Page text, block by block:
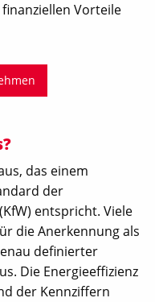
Vorteile
das einem
der
entspricht. Viele
die Anerkennung als
definierter
Die Energieeffizienz
der Kennziffern